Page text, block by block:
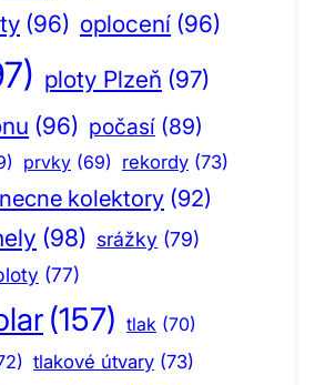
(96) oplocení (96)
ploty Plzeň (97)
(96) počasí (89)
prvky (69) rekordy (73)
kolektory (92)
(98) srážky (79)
(77)
(157) tlak (70)
tlakové útvary (73)